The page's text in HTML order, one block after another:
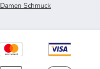
Damen Schmuck